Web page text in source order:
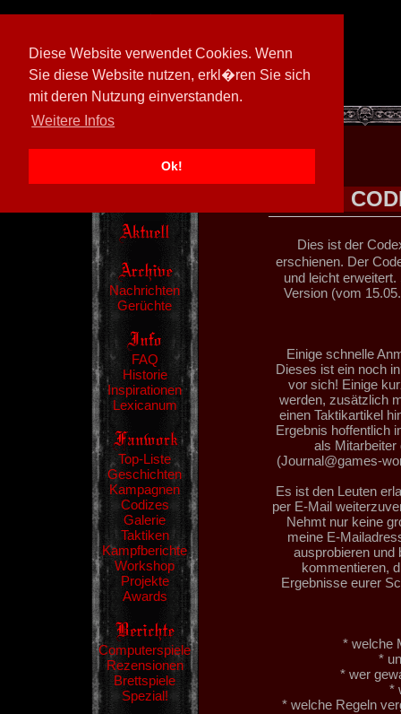
Diese Website verwendet Cookies. Wenn
Sie diese Website nutzen, erkl�ren Sie sich
mit deren Nutzung einverstanden.
Weitere Infos
Ok!
[ 600026/M3]
Nachrichten
Gerüchte
FAQ
Historie
Inspirationen
Lexicanum
Top-Liste
Geschichten
Kampagnen
Codizes
Galerie
Taktiken
Kampfberichte
Workshop
Projekte
Awards
Computerspiele
Rezensionen
Brettspiele
Spezial!
Dies ist der
erschienen. Der
und leicht
Version (vom
Einige schnelle
Dieses ist ein noch
vor sich! Einige
werden, zusätzlich
einen Taktikartikel
Ergebnis hoffentlich
als
(Journal@games-
Es ist den Leuten
per E-Mail
Nehmt nur keine
meine E-
ausprobieren und
kommentieren,
Ergebnisse eurer
* welche
*
* wer
*
* welche Regeln